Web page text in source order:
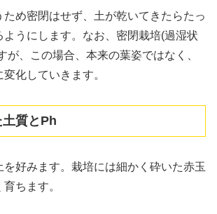
め密閉はせず、土が乾いてきたらたっ
うにします。なお、密閉栽培(過湿状
が、この場合、本来の葉姿ではなく、
化していきます。
質とPh
好みます。栽培には細かく砕いた赤玉
ちます。